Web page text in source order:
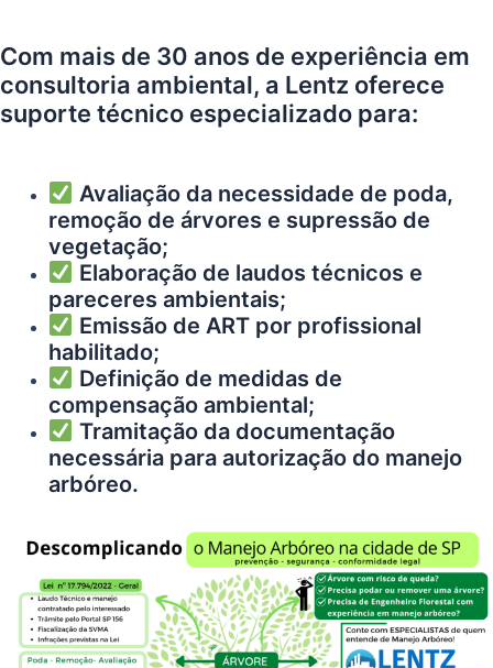
Com mais de 30 anos de experiência em
consultoria ambiental, a Lentz oferece
suporte técnico especializado para:
Avaliação da necessidade de poda,
remoção de árvores e supressão de
vegetação;
Elaboração de laudos técnicos e
pareceres ambientais;
Emissão de ART por profissional
habilitado;
Definição de medidas de
compensação ambiental;
Tramitação da documentação
necessária para autorização do manejo
arbóreo.